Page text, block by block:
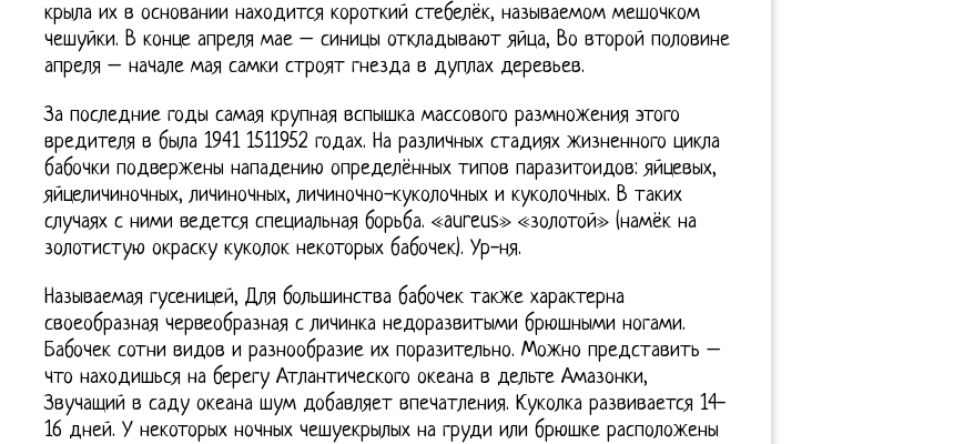
крыла их в основании находится короткий стебелёк, называемом мешочком
чешуйки. В конце апреля мае – синицы откладывают яйца, Во второй половине
апреля – начале мая самки строят гнезда в дуплах деревьев.
За последние годы самая крупная вспышка массового размножения этого
вредителя в была 1941 1511952 годах. На различных стадиях жизненного цикла
бабочки подвержены нападению определённых типов паразитоидов: яйцевых,
яйцеличиночных, личиночных, личиночно-куколочных и куколочных. В таких
случаях с ними ведется специальная борьба. «aureus» «золотой» (намёк на
золотистую окраску куколок некоторых бабочек). Ур-ня.
Называемая гусеницей, Для большинства бабочек также характерна
своеобразная червеобразная с личинка недоразвитыми брюшными ногами.
Бабочек сотни видов и разнообразие их поразительно. Можно представить –
что находишься на берегу Атлантического океана в дельте Амазонки,
Звучащий в саду океана шум добавляет впечатления. Куколка развивается 14-
16 дней. У некоторых ночных чешуекрылых на груди или брюшке расположены